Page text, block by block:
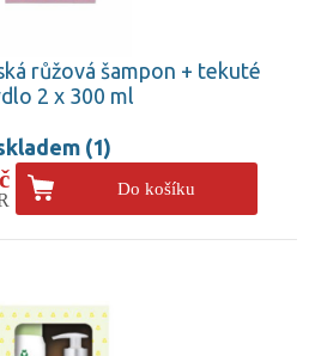
růžová šampon + tekuté
2 x 300 ml
(1)
Do košíku